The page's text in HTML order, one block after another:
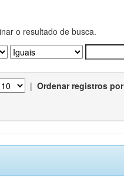
o resultado de busca.
| Ordenar registros por